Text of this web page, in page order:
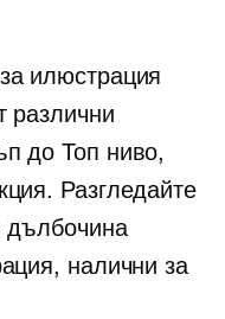
илюстрация
различни
доТоп ниво,
Разгледайте
дълбочина
налични за